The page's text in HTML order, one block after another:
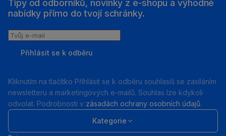
Tipy od odborníků, novinky z e‑shopu a výhodné
nabídky přímo do tvojí schránky.
Tvůj
Přihlásit se k odběru
Kliknutím na tlačítko Příhlásit se k odběru souhlasíš se zasíláním
newsletteru a marketingových e-mailů. Souhlas lze kdykoli
odvolat. Podrobnosti v zásadách ochrany osobních údajů.
Kategorie